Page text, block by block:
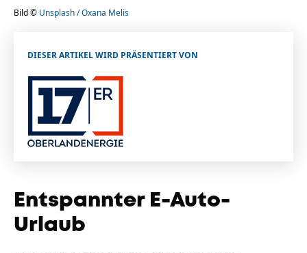
Stellenangebote
Fotobox
Amphibienschutz
Team
Programm
Service
Newsletter
Handwerker
Bild © Unsplash / Oxana Melis
DIESER ARTIKEL WIRD PRÄSENTIERT VON
Entspannter E-Auto-
Urlaub